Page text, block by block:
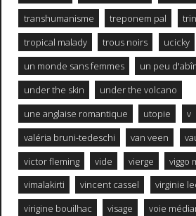
transhumanisme
treponem pal
tropical malady
trous noirs ucicky
un monde sans femmes
un peu
under the skin
under the volcano
une anglaise romantique
utopie
v
valéria bruni-tedeschi
van veen
victor fleming
vide vierge
viggo
vimalakirti
vincent cassel
virginie
virigine bouilhac
visage voie